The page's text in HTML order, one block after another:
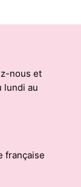
nous et
lundi au
française